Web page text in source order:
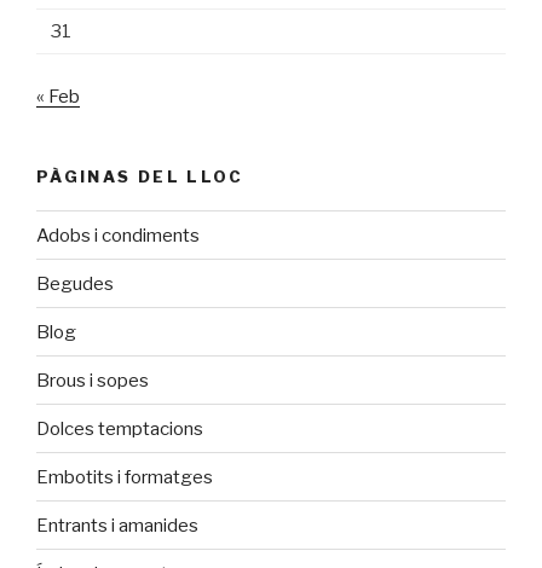
31
« Feb
PÀGINAS DEL LLOC
Adobs i condiments
Begudes
Blog
Brous i sopes
Dolces temptacions
Embotits i formatges
Entrants i amanides